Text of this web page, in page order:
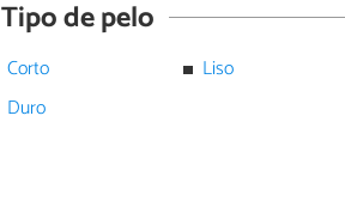
Tipo de pelo
Corto
Liso
Duro